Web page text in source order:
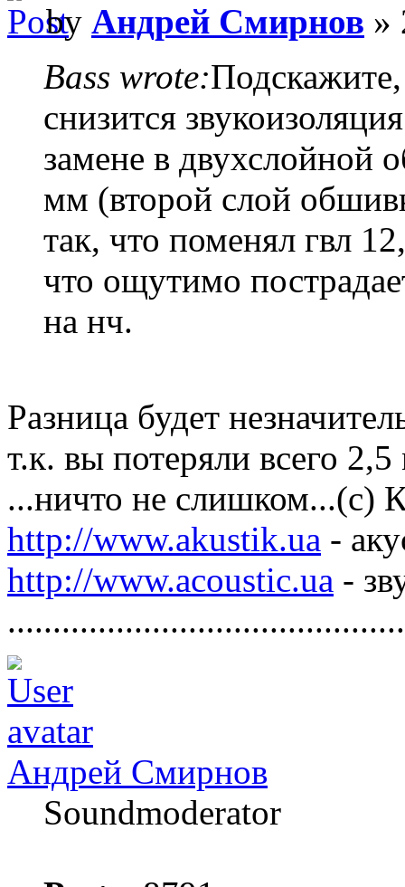
by Андрей Смирнов »
Bass wrote:
снизится
замене в двухслойной
мм (второй слой
так, что поменял гвл
что ощутимо
на нч.
Разница будет
т.к. вы потеряли всего
...ничто не слишком...(с)
http://www.akustik.ua -
http://www.acoustic.ua -
............................................
Андрей Смирнов
Soundmoderator